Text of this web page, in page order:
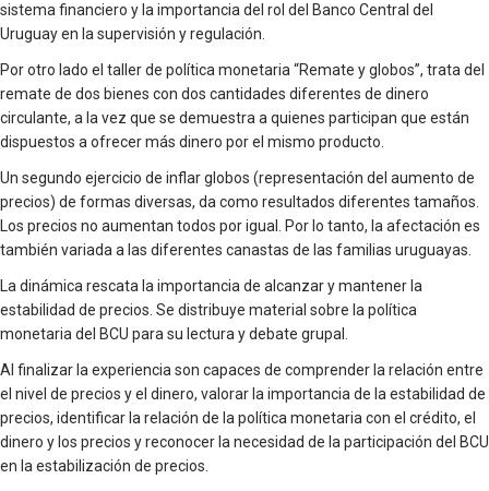
sistema financiero y la importancia del rol del Banco Central del
Uruguay en la supervisión y regulación.
Por otro lado el taller de política monetaria “Remate y globos”, trata del
remate de dos bienes con dos cantidades diferentes de dinero
circulante, a la vez que se demuestra a quienes participan que están
dispuestos a ofrecer más dinero por el mismo producto.
Un segundo ejercicio de inflar globos (representación del aumento de
precios) de formas diversas, da como resultados diferentes tamaños.
Los precios no aumentan todos por igual. Por lo tanto, la afectación es
también variada a las diferentes canastas de las familias uruguayas.
La dinámica rescata la importancia de alcanzar y mantener la
estabilidad de precios. Se distribuye material sobre la política
monetaria del BCU para su lectura y debate grupal.
Al finalizar la experiencia son capaces de comprender la relación entre
el nivel de precios y el dinero, valorar la importancia de la estabilidad de
precios, identificar la relación de la política monetaria con el crédito, el
dinero y los precios y reconocer la necesidad de la participación del BCU
en la estabilización de precios.